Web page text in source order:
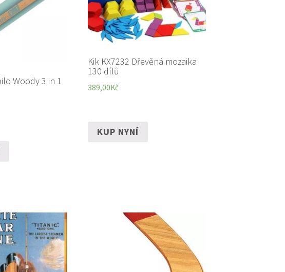
Woody 3 in 1
Kik KX7232 Dřevěná mozaika
130 dílů
389,00Kč
KUP NYNÍ